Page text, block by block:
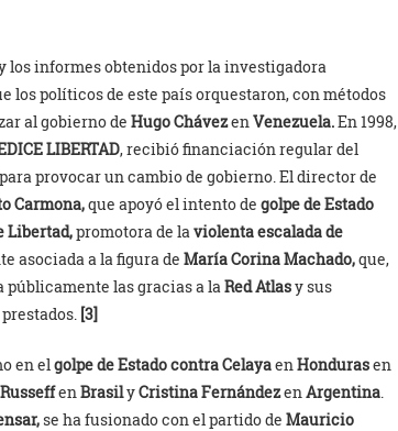
los informes obtenidos por la investigadora
los políticos de este país orquestaron, con métodos
al gobierno de Hugo Chávezen Venezuela.En 1998,
LIBERTAD, recibió financiación regular del
para provocar un cambio de gobierno. El director de
Carmona,que apoyó el intento de golpe de Estado
Libertad,promotora de la violenta escalada de
asociada a la figura de María Corina Machado,que,
públicamente las gracias a la Red Atlasy sus
[3]
en el golpe de Estado contraCelayaen Hondurasen
en BrasilyCristina Fernándezen Argentina
se ha fusionado con el partido de Mauricio